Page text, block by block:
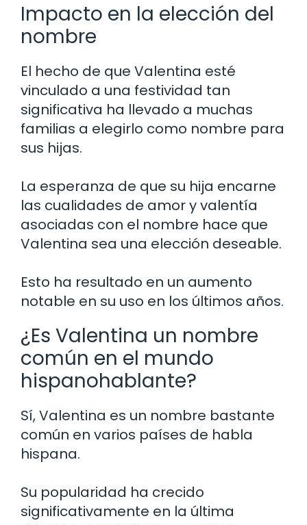
Impacto en la elección del
nombre
El hecho de que Valentina esté
vinculado a una festividad tan
significativa ha llevado a muchas
familias a elegirlo como nombre para
sus hijas.
La esperanza de que su hija encarne
las cualidades de amor y valentía
asociadas con el nombre hace que
Valentina sea una elección deseable.
Esto ha resultado en un aumento
notable en su uso en los últimos años.
¿Es Valentina un nombre
común en el mundo
hispanohablante?
Sí, Valentina es un nombre bastante
común en varios países de habla
hispana.
Su popularidad ha crecido
significativamente en la última